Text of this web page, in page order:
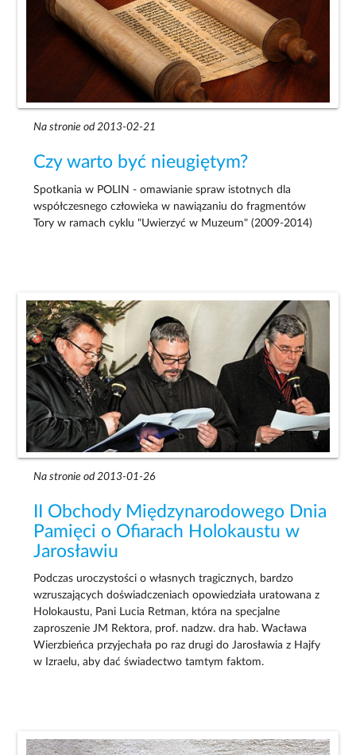
Na stronie od 2013-02-21
Czy warto być nieugiętym?
Spotkania w POLIN - omawianie spraw istotnych dla
współczesnego człowieka w nawiązaniu do fragmentów
Tory w ramach cyklu "Uwierzyć w Muzeum" (2009-2014)
Na stronie od 2013-01-26
II Obchody Międzynarodowego Dnia
Pamięci o Ofiarach Holokaustu w
Jarosławiu
Podczas uroczystości o własnych tragicznych, bardzo
wzruszających doświadczeniach opowiedziała uratowana z
Holokaustu, Pani Lucia Retman, która na specjalne
zaproszenie JM Rektora, prof. nadzw. dra hab. Wacława
Wierzbieńca przyjechała po raz drugi do Jarosławia z Hajfy
w Izraelu, aby dać świadectwo tamtym faktom.